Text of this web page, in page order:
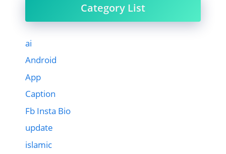
Category List
ai
Android
App
Caption
Fb Insta Bio
update
islamic